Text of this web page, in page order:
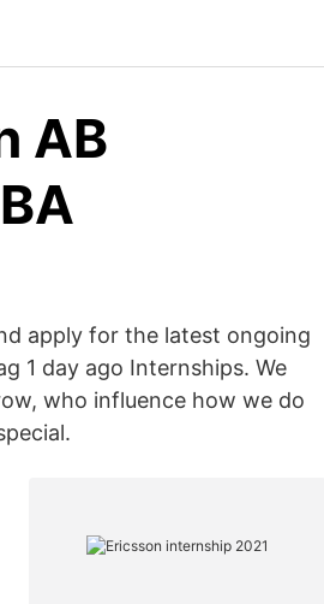
AB
apply for the latest ongoing
1 day ago Internships. We
who influence how we do